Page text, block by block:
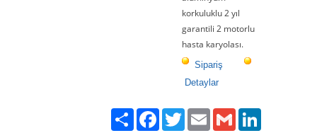
korkuluklu 2 yıl
garantili 2 motorlu
hasta karyolası.
Sipariş
Detaylar
PaylaşFacebook
TwitterEmailGmail